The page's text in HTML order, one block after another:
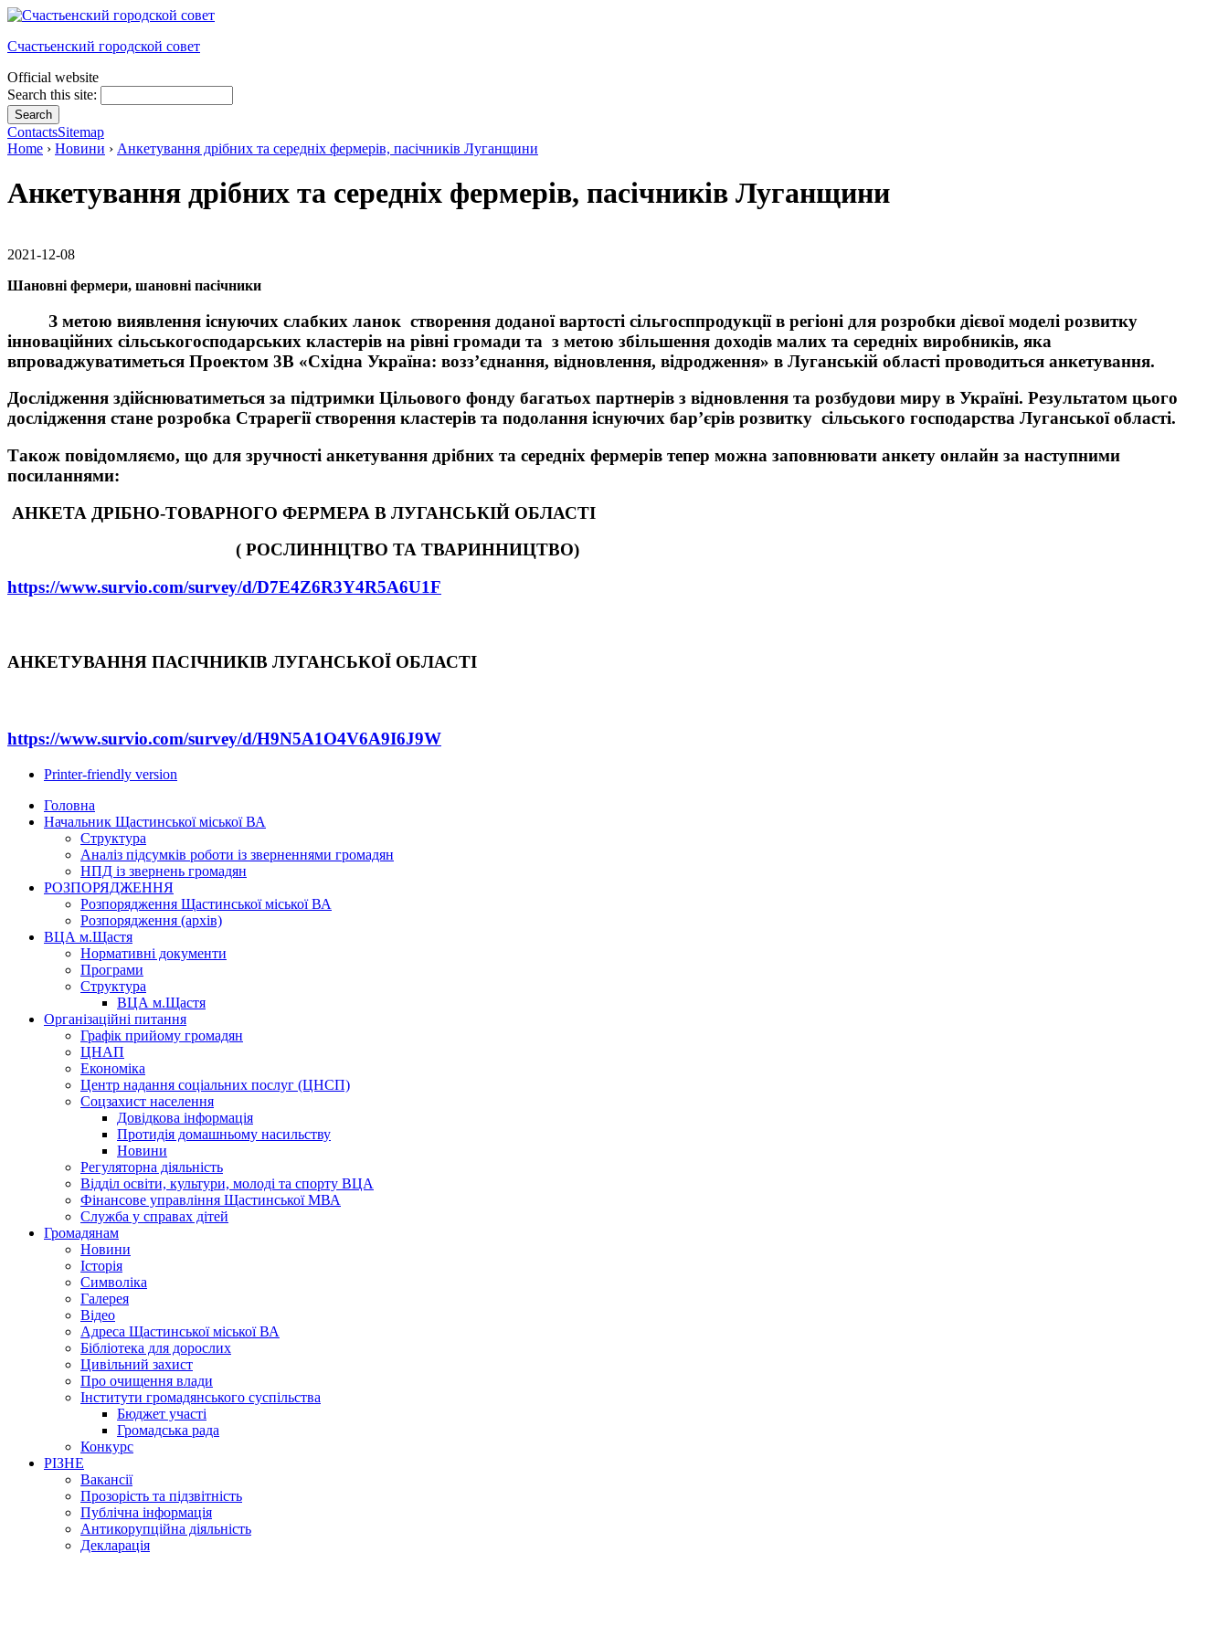
Счастьенский городской совет
Official website
Search this site:
ContactsSitemap
Home › Новини › Анкетування дрібних та середніх фермерів, пасічників Луганщини
Анкетування дрібних та середніх фермерів, пасічників Луганщини
2021-12-08
Шановні фермери, шановні пасічники
З метою виявлення існуючих слабких ланок створення доданої вартості сільгосппродукції в регіоні для розробки дієвої моделі розвитку
інноваційних сільськогосподарських кластерів на рівні громади та з метою збільшення доходів малих та середніх виробників, яка
впроваджуватиметься Проектом 3В «Східна Україна: возз’єднання, відновлення, відродження» в Луганській області проводиться анкетування.
Дослідження здійснюватиметься за підтримки Цільового фонду багатьох партнерів з відновлення та розбудови миру в Україні. Результатом цього
дослідження стане розробка Страрегії створення кластерів та подолання існуючих бар’єрів розвитку сільського господарства Луганської області.
Також повідомляємо, що для зручності анкетування дрібних та середніх фермерів тепер можна заповнювати анкету онлайн за наступними
посиланнями:
АНКЕТА ДРІБНО-ТОВАРНОГО ФЕРМЕРА В ЛУГАНСЬКІЙ ОБЛАСТІ
( РОСЛИННЦТВО ТА ТВАРИННИЦТВО)
https://www.survio.com/survey/d/D7E4Z6R3Y4R5A6U1F
АНКЕТУВАННЯ ПАСІЧНИКІВ ЛУГАНСЬКОЇ ОБЛАСТІ
https://www.survio.com/survey/d/H9N5A1O4V6A9I6J9W
Printer-friendly version
Головна
Начальник Щастинської міської ВА
Структура
Аналіз підсумків роботи із зверненнями громадян
НПД із звернень громадян
РОЗПОРЯДЖЕННЯ
Розпорядження Щастинської міської ВА
Розпорядження (архів)
ВЦА м.Щастя
Нормативні документи
Програми
Структура
ВЦА м.Щастя
Організаційні питання
Графік прийому громадян
ЦНАП
Економіка
Центр надання соціальних послуг (ЦНСП)
Соцзахист населення
Довідкова інформація
Протидія домашньому насильству
Новини
Регуляторна діяльність
Відділ освіти, культури, молоді та спорту ВЦА
Фінансове управління Щастинської МВА
Служба у справах дітей
Громадянам
Новини
Історія
Символіка
Галерея
Відео
Адреса Щастинської міської ВА
Бібліотека для дорослих
Цивільний захист
Про очищення влади
Інститути громадянського суспільства
Бюджет участі
Громадська рада
Конкурс
РІЗНЕ
Вакансії
Прозорість та підзвітність
Публічна інформація
Антикорупційна діяльність
Декларація